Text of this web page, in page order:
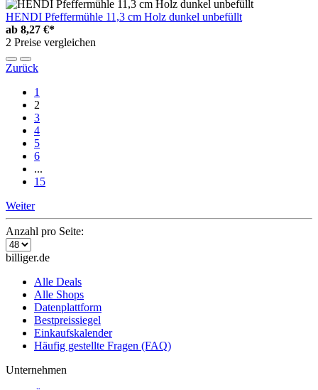
HENDI Pfeffermühle 11,3 cm Holz dunkel unbefüllt
ab 8,27 €*
2 Preise vergleichen
Zurück
1
2
3
4
5
6
...
15
Weiter
Anzahl pro Seite:
billiger.de
Alle Deals
Alle Shops
Datenplattform
Bestpreissiegel
Einkaufskalender
Häufig gestellte Fragen (FAQ)
Unternehmen